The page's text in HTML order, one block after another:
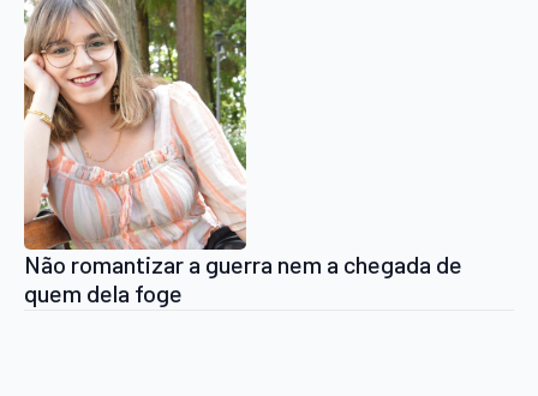
Não romantizar a guerra nem a chegada de
quem dela foge